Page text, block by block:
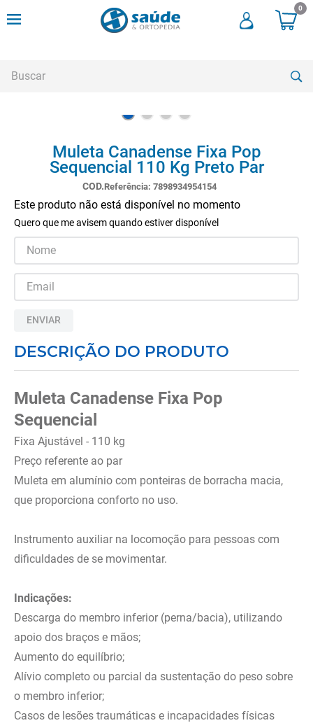
0
Muleta Canadense Fixa Pop
Sequencial 110 Kg Preto Par
Referência: 7898934954154
Este produto não está disponível no momento
Quero que me avisem quando estiver disponível
ENVIAR
DESCRIÇÃO DO PRODUTO
Muleta Canadense Fixa Pop
Sequencial
Fixa Ajustável - 110 kg
Preço referente ao par
Muleta em alumínio com ponteiras de borracha macia,
que proporciona conforto no uso.
Instrumento auxiliar na locomoção para pessoas com
dificuldades de se movimentar.
Indicações:
Descarga do membro inferior (perna/bacia), utilizando
apoio dos braços e mãos;
Aumento do equilíbrio;
Alívio completo ou parcial da sustentação do peso sobre
o membro inferior;
Casos de lesões traumáticas e incapacidades físicas
cadeira rodas
meia compressao
3º
andadores
4º
imobilizador joelho
bota imobilizadora
6º
cadeira rodas agile
7º
meia antitrombo
andador
9º
tipoia
10º cadeira higienica